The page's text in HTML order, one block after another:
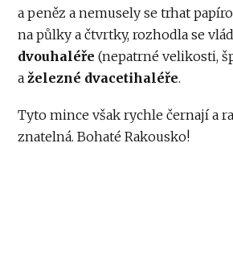
a peněz a nemusely se trhat
na půlky a čtvrtky, rozhodla se
dvouhaléře (nepatrné velikosti,
aželezné dvacetihaléře.
Tyto mince však rychle černají a
znatelná. Bohaté Rakousko!